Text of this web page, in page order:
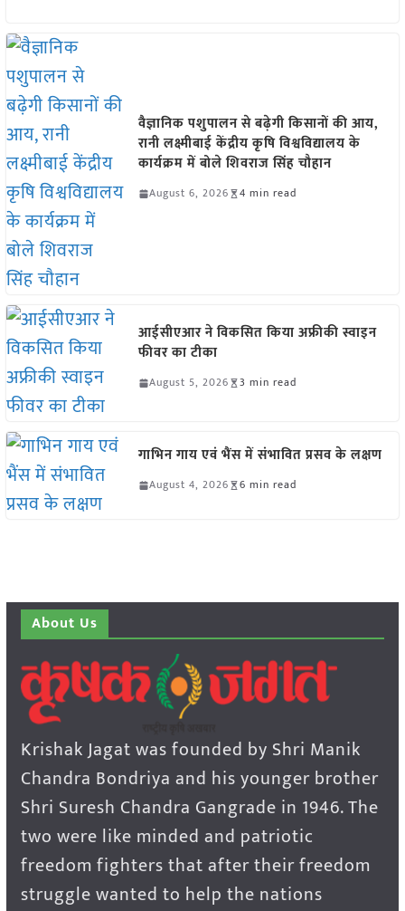
वैज्ञानिक पशुपालन से बढ़ेगी किसानों की आय,
रानी लक्ष्मीबाई केंद्रीय कृषि विश्वविद्यालय के
कार्यक्रम में बोले शिवराज सिंह चौहान
August 6, 2026 4 min read
आईसीएआर ने विकसित किया अफ्रीकी स्वाइन
फीवर का टीका
August 5, 2026 3 min read
गाभिन गाय एवं भैंस में संभावित प्रसव के लक्षण
August 4, 2026 6 min read
About Us
Krishak Jagat was founded by Shri Manik
Chandra Bondriya and his younger brother
Shri Suresh Chandra Gangrade in 1946. The
two were like minded and patriotic
freedom fighters that after their freedom
struggle wanted to help the nations